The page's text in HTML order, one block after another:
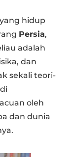
yang hidup
Persia,
adalah
dan
sekali teori-
oleh
dan dunia